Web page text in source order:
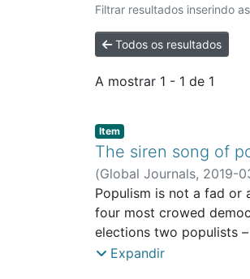
Filtrar resultados inserindo
Todos os resultados
A mostrar 1 - 1 de 1
Item type:
Item,
The siren song of
(Global Journals, 2019-
Lusófona Centre On
Populism is not a fad or
four most crowed
elections two populists
period, while populist
are already the third
Expandir